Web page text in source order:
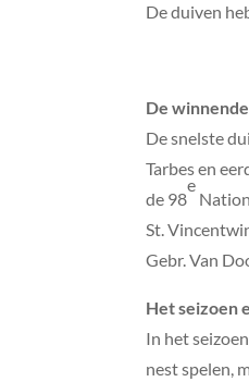
De duiven
De
De snelste
Tarbes en
de 98
e
St.
Gebr. Van
Het seizoen
In het
nest spelen,